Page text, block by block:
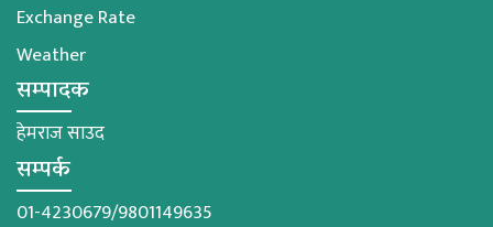
Exchange Rate
Weather
सम्पादक
हेमराज साउद
सम्पर्क
01-4230679/9801149635